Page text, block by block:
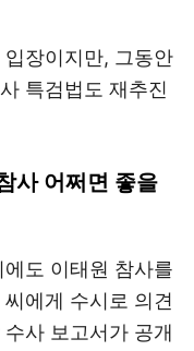
장이지만, 그동안
특검법도 재추진
사 어쩌면 좋을
도 이태원 참사를
에게 수시로 의견
사 보고서가 공개